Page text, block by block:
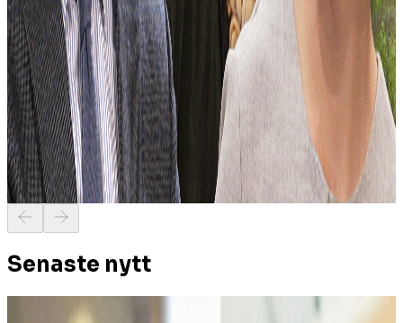
Vad är det för fel på skolan?
2026-04-22 16:48
25 min 54s
Sverigebilden
Falukorvs-populism?
2026-04-15 17:33
Senaste nytt
Debatt